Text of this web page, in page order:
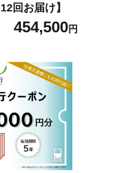
回お届け】
454,500円